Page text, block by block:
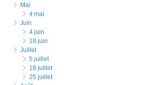
mai
4 mai
juin
4 juin
18 juin
juillet
5 juillet
18 juillet
25 juillet